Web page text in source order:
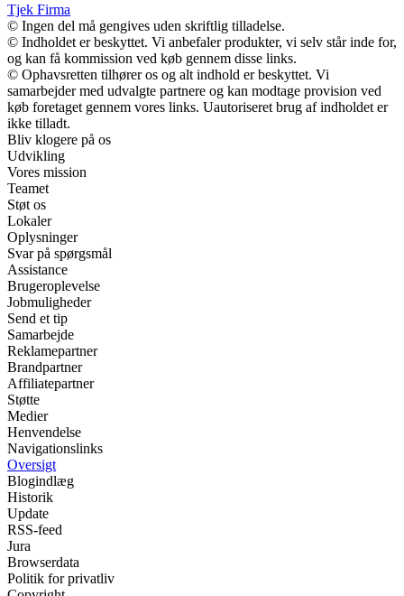
Tjek Firma
© Ingen del må gengives uden skriftlig tilladelse.
© Indholdet er beskyttet. Vi anbefaler produkter, vi selv står inde for,
og kan få kommission ved køb gennem disse links.
© Ophavsretten tilhører os og alt indhold er beskyttet. Vi
samarbejder med udvalgte partnere og kan modtage provision ved
køb foretaget gennem vores links. Uautoriseret brug af indholdet er
ikke tilladt.
Bliv klogere på os
Udvikling
Vores mission
Teamet
Støt os
Lokaler
Oplysninger
Svar på spørgsmål
Assistance
Brugeroplevelse
Jobmuligheder
Send et tip
Samarbejde
Reklamepartner
Brandpartner
Affiliatepartner
Støtte
Medier
Henvendelse
Navigationslinks
Oversigt
Blogindlæg
Historik
Update
RSS-feed
Jura
Browserdata
Politik for privatliv